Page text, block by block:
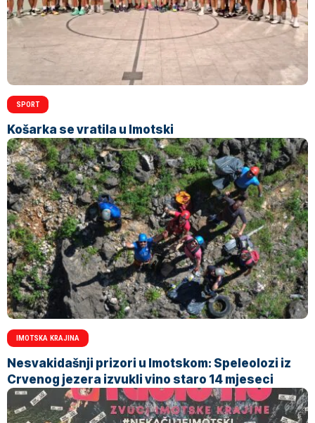
SPORT
Košarka se vratila u Imotski
IMOTSKA KRAJINA
Nesvakidašnji prizori u Imotskom: Speleolozi iz
Crvenog jezera izvukli vino staro 14 mjeseci